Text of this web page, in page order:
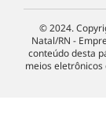
© 2024.
Natal/RN -
conteúdo desta
meios eletrônicos